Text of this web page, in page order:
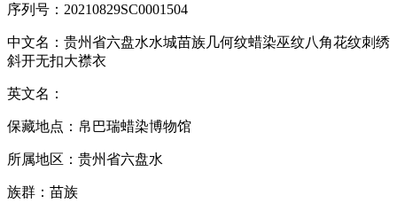
序列号：20210829SC0001504
中文名：贵州省六盘水水城苗族几何纹蜡染巫纹八角花纹刺绣
斜开无扣大襟衣
英文名：
保藏地点：帛巴瑞蜡染博物馆
所属地区：贵州省六盘水
族群：苗族